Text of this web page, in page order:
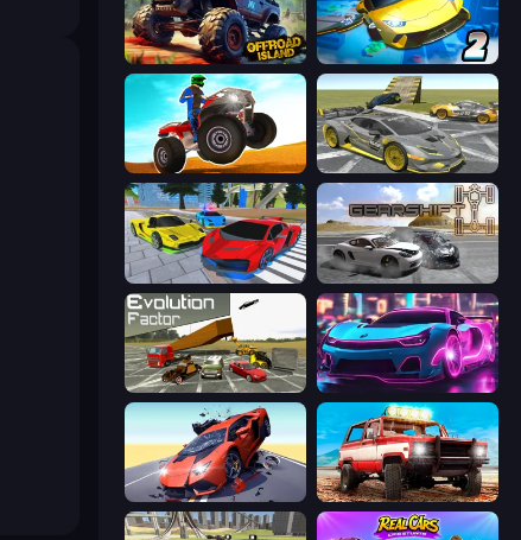
Offroad Island Ultimate Flying Car 2
ATV Ultimate Offroad Wrong Way
Real Cars Extreme Racing Gearshift One
Evolution Factor Cyber Cars Punk Racing 2
Hyper Cars Ramp Crash Offroad Masters Challenge